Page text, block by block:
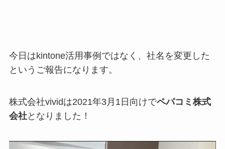
今日はkintone活用事例ではなく、社名を変更した
というご報告になります。
株式会社vividは2021年3月1日向けでペパコミ株式
会社となりました！